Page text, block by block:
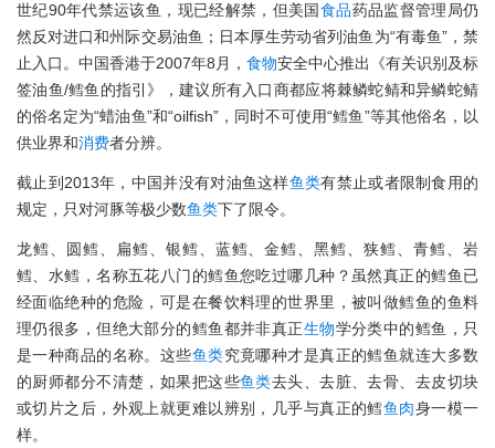
世纪90年代禁运该鱼，现已经解禁，但美国食品药品监督管理局仍
然反对进口和州际交易油鱼；日本厚生劳动省列油鱼为“有毒鱼”，禁
止入口。中国香港于2007年8月， 食物安全中心推出《有关识别及标
签油鱼/鳕鱼的指引》，建议所有入口商都应将棘鳞蛇鲭和异鳞蛇鲭
的俗名定为“蜡油鱼”和“oilfish”，同时不可使用“鳕鱼”等其他俗名，以
供业界和消费者分辨。
截止到2013年，中国并没有对油鱼这样鱼类有禁止或者限制食用的
规定，只对河豚等极少数鱼类下了限令。
龙鳕、圆鳕、扁鳕、银鳕、蓝鳕、金鳕、黑鳕、狭鳕、青鳕、岩
鳕、水鳕，名称五花八门的鳕鱼您吃过哪几种？虽然真正的鳕鱼已
经面临绝种的危险，可是在餐饮料理的世界里，被叫做鳕鱼的鱼料
理仍很多，但绝大部分的鳕鱼都并非真正生物学分类中的鳕鱼，只
是一种商品的名称。这些鱼类究竟哪种才是真正的鳕鱼就连大多数
的厨师都分不清楚，如果把这些鱼类去头、去脏、去骨、去皮切块
或切片之后，外观上就更难以辨别，几乎与真正的鳕鱼肉身一模一
样。